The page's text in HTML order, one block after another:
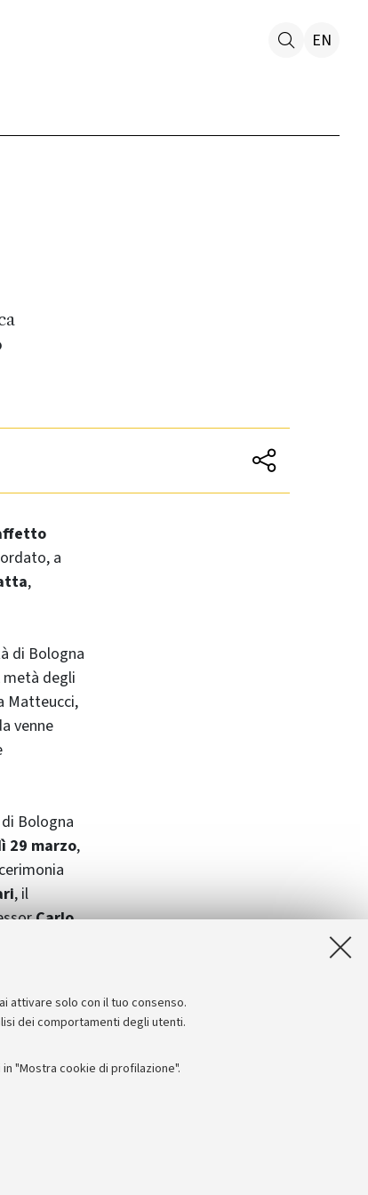
attivare solo con il tuo consenso.
dei comportamenti degli utenti.
"Mostra cookie di profilazione".
EN
a
,
di Bologna
metà degli
Matteucci,
venne
Bologna
29 marzo,
, il
Carlo
- CF: 80007010376